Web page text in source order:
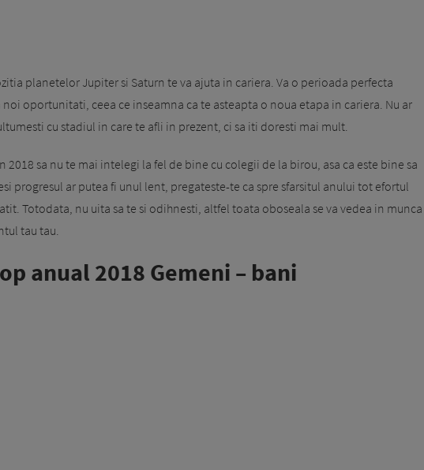
planetelor Jupiter si Saturn te va ajuta in cariera. Va o perioada perfecta
noi oportunitati, ceea ce inseamna ca te asteapta o noua etapa in cariera. Nu ar
cu stadiul in care te afli in prezent, ci sa iti doresti mai mult.
2018 sa nu te mai intelegi la fel de bine cu colegii de la birou, asa ca este bine sa
progresul ar putea fi unul lent, pregateste-te ca spre sfarsitul anului tot efortul
Totodata, nu uita sa te si odihnesti, altfel toata oboseala se va vedea in munca
tau tau.
anual 2018 Gemeni – bani